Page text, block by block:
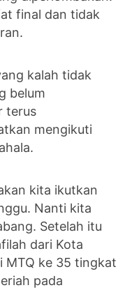
final dan tidak
kalah tidak
belum
terus
mengikuti
kita ikutkan
Nanti kita
Setelah itu
dari Kota
MTQ ke 35 tingkat
pada